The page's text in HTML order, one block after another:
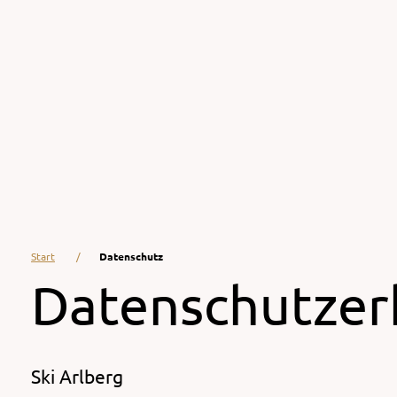
Start Datenschutz
Ski Arlberg